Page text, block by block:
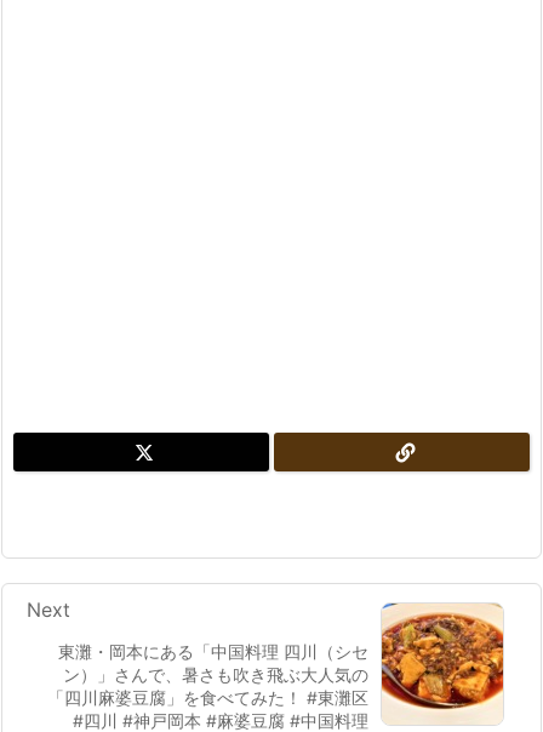
東灘・岡本にある「中国料理 四川（シセ
ン）」さんで、暑さも吹き飛ぶ大人気の
「四川麻婆豆腐」を食べてみた！ #東灘区
#四川 #神戸岡本 #麻婆豆腐 #中国料理
Next